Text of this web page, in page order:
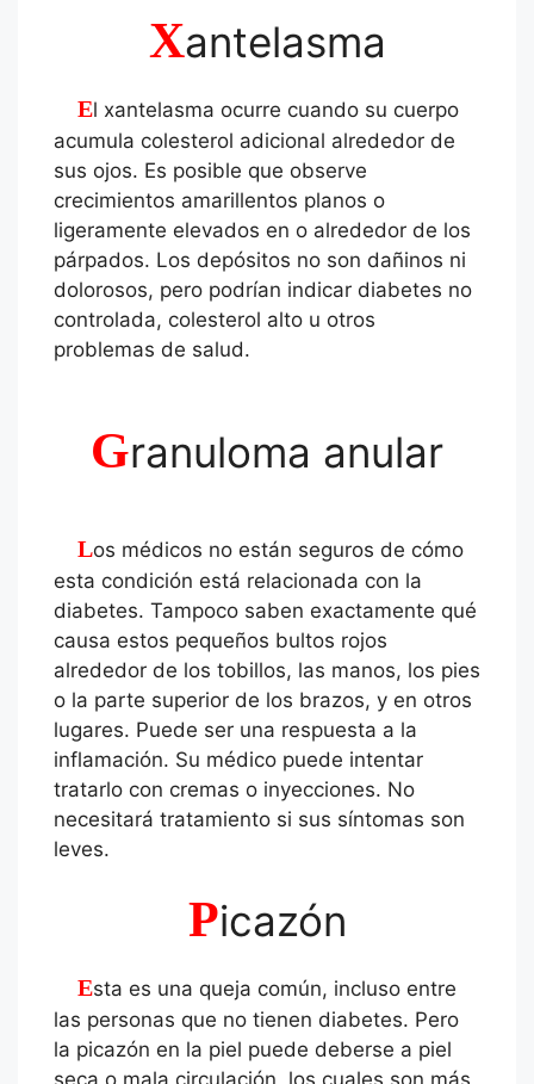
Xantelasma
El xantelasma ocurre cuando su cuerpo
acumula colesterol adicional alrededor de
sus ojos. Es posible que observe
crecimientos amarillentos planos o
ligeramente elevados en o alrededor de los
párpados. Los depósitos no son dañinos ni
dolorosos, pero podrían indicar diabetes no
controlada, colesterol alto u otros
problemas de salud.
Granuloma anular
Los médicos no están seguros de cómo
esta condición está relacionada con la
diabetes. Tampoco saben exactamente qué
causa estos pequeños bultos rojos
alrededor de los tobillos, las manos, los pies
o la parte superior de los brazos, y en otros
lugares. Puede ser una respuesta a la
inflamación. Su médico puede intentar
tratarlo con cremas o inyecciones. No
necesitará tratamiento si sus síntomas son
leves.
Picazón
Esta es una queja común, incluso entre
las personas que no tienen diabetes. Pero
la picazón en la piel puede deberse a piel